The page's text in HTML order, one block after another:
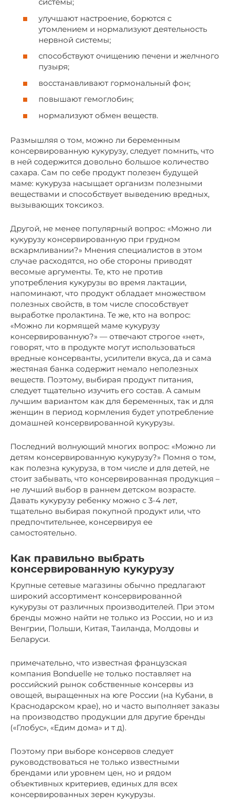
улучшают настроение, борются с
утомлением и нормализуют деятельность
нервной системы;
способствуют очищению печени и желчного
пузыря;
восстанавливают гормональный фон;
повышают гемоглобин;
нормализуют обмен веществ.
Размышляя о том, можно ли беременным
консервированную кукурузу, следует помнить, что
в ней содержится довольно большое количество
сахара. Сам по себе продукт полезен будущей
маме: кукуруза насыщает организм полезными
веществами и способствует выведению вредных,
вызывающих токсикоз.
Другой, не менее популярный вопрос: «Можно ли
кукурузу консервированную при грудном
вскармливании?» Мнения специалистов в этом
случае расходятся, но обе стороны приводят
весомые аргументы. Те, кто не против
употребления кукурузы во время лактации,
напоминают, что продукт обладает множеством
полезных свойств, в том числе способствует
выработке пролактина. Те же, кто на вопрос:
«Можно ли кормящей маме кукурузу
консервированную?» — отвечают строгое «нет»,
говорят, что в продукте могут использоваться
вредные консерванты, усилители вкуса, да и сама
жестяная банка содержит немало неполезных
веществ. Поэтому, выбирая продукт питания,
следует тщательно изучить его состав. А самым
лучшим вариантом как для беременных, так и для
женщин в период кормления будет употребление
домашней консервированной кукурузы.
Последний волнующий многих вопрос: «Можно ли
детям консервированную кукурузу?» Помня о том,
как полезна кукуруза, в том числе и для детей, не
стоит забывать, что консервированная продукция –
не лучший выбор в раннем детском возрасте.
Давать кукурузу ребенку можно с 3-4 лет,
тщательно выбирая покупной продукт или, что
предпочтительнее, консервируя ее
самостоятельно.
Как правильно выбрать
консервированную кукурузу
Крупные сетевые магазины обычно предлагают
широкий ассортимент консервированной
кукурузы от различных производителей. При этом
бренды можно найти не только из России, но и из
Венгрии, Польши, Китая, Таиланда, Молдовы и
Беларуси.
примечательно, что известная французская
компания Bonduelle не только поставляет на
российский рынок собственные консервы из
овощей, выращенных на юге России (на Кубани, в
Краснодарском крае), но и часто выполняет заказы
на производство продукции для другие бренды
(«Глобус», «Едим дома» и т д).
Поэтому при выборе консервов следует
руководствоваться не только известными
брендами или уровнем цен, но и рядом
объективных критериев, единых для всех
консервированных зерен кукурузы.